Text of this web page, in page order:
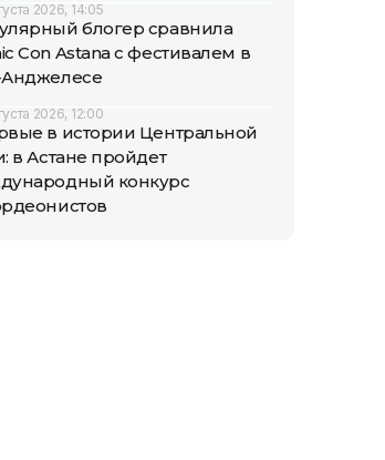
2026, 14:05
блогер сравнила
Con Astana с фестивалем в
2026, 12:00
в истории Центральной
в Астане пройдет
конкурс